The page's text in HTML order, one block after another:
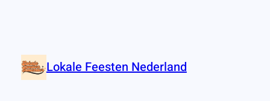
Lokale Feesten Nederland